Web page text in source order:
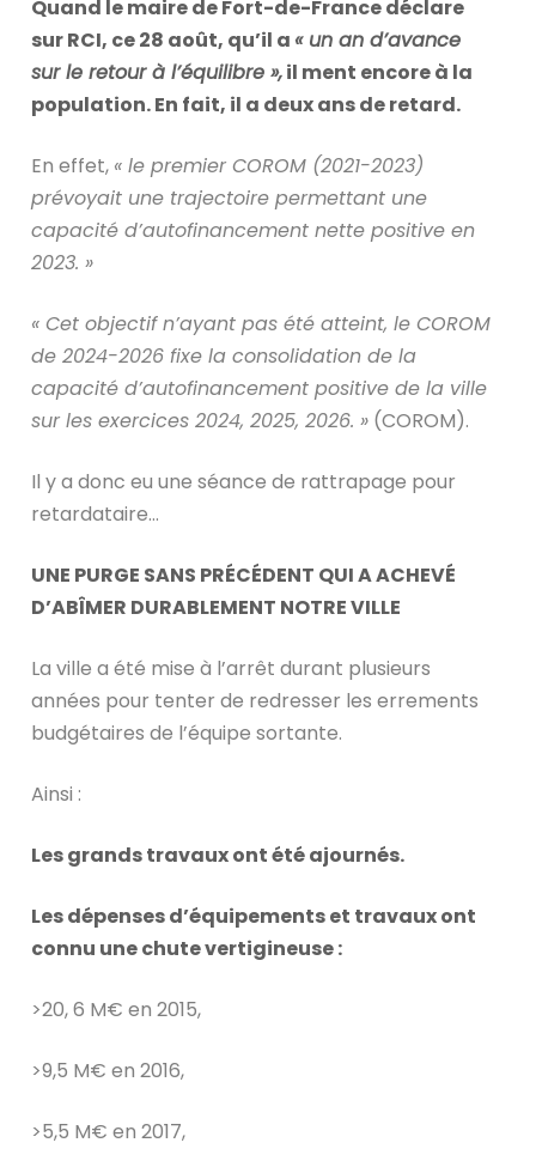
Quand le maire de Fort-de-France déclare
sur RCI, ce 28 août, qu’il a« un an d’avance
sur le retour à l’équilibre »,il ment encore à la
population. En fait, il a deux ans de retard.
En effet, « le premier COROM (2021-2023)
prévoyait une trajectoire permettant une
capacité d’autofinancement nette positive en
2023. »
« Cet objectif n’ayant pas été atteint, le COROM
de 2024-2026 fixe la consolidation de la
capacité d’autofinancement positive de la ville
sur les exercices 2024, 2025, 2026. » (COROM).
Il y a donc eu une séance de rattrapage pour
retardataire…
UNE PURGE SANS PRÉCÉDENT QUI A ACHEVÉ
D’ABÎMER DURABLEMENT NOTRE VILLE
La ville a été mise à l’arrêt durant plusieurs
années pour tenter de redresser les errements
budgétaires de l’équipe sortante.
Ainsi :
Les grands travaux ont été ajournés.
Les dépenses d’équipements et travaux ont
connu une chute vertigineuse :
>️20, 6 M€ en 2015,
️>9,5 M€ en 2016,
️>5,5 M€ en 2017,